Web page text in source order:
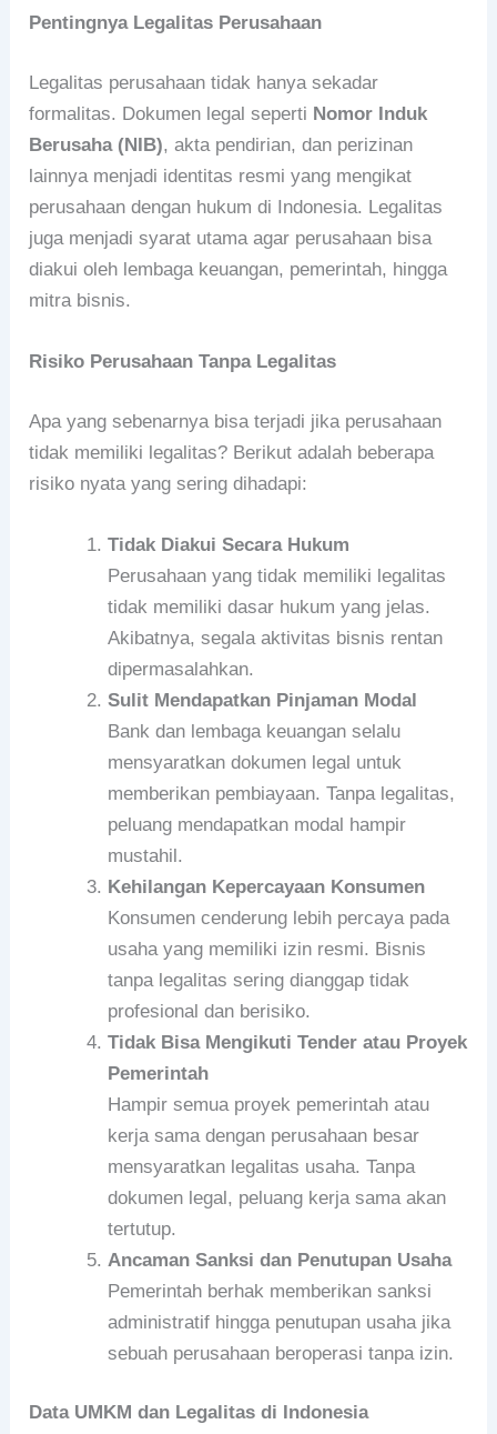
Pentingnya Legalitas Perusahaan
Legalitas perusahaan tidak hanya sekadar
formalitas. Dokumen legal seperti Nomor Induk
Berusaha (NIB), akta pendirian, dan perizinan
lainnya menjadi identitas resmi yang mengikat
perusahaan dengan hukum di Indonesia. Legalitas
juga menjadi syarat utama agar perusahaan bisa
diakui oleh lembaga keuangan, pemerintah, hingga
mitra bisnis.
Risiko Perusahaan Tanpa Legalitas
Apa yang sebenarnya bisa terjadi jika perusahaan
tidak memiliki legalitas? Berikut adalah beberapa
risiko nyata yang sering dihadapi:
Tidak Diakui Secara Hukum
Perusahaan yang tidak memiliki legalitas
tidak memiliki dasar hukum yang jelas.
Akibatnya, segala aktivitas bisnis rentan
dipermasalahkan.
Sulit Mendapatkan Pinjaman Modal
Bank dan lembaga keuangan selalu
mensyaratkan dokumen legal untuk
memberikan pembiayaan. Tanpa legalitas,
peluang mendapatkan modal hampir
mustahil.
Kehilangan Kepercayaan Konsumen
Konsumen cenderung lebih percaya pada
usaha yang memiliki izin resmi. Bisnis
tanpa legalitas sering dianggap tidak
profesional dan berisiko.
Tidak Bisa Mengikuti Tender atau Proyek
Pemerintah
Hampir semua proyek pemerintah atau
kerja sama dengan perusahaan besar
mensyaratkan legalitas usaha. Tanpa
dokumen legal, peluang kerja sama akan
tertutup.
Ancaman Sanksi dan Penutupan Usaha
Pemerintah berhak memberikan sanksi
administratif hingga penutupan usaha jika
sebuah perusahaan beroperasi tanpa izin.
Data UMKM dan Legalitas di Indonesia